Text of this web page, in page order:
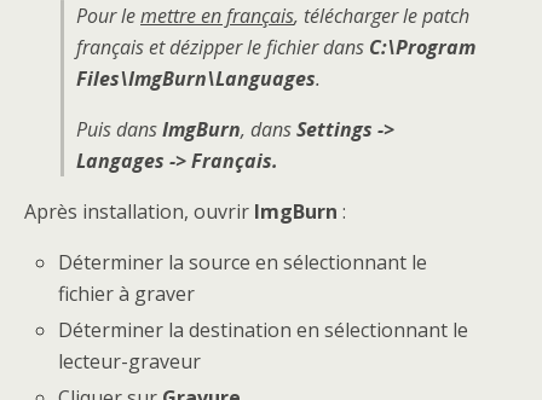
Pour lemettre en français, télécharger le patch
français et dézipper le fichier dans C:\Program
Files\ImgBurn\Languages.
Puis dansImgBurn, dansSettings ->
Langages -> Français.
Après installation, ouvrir ImgBurn :
Déterminer la source en sélectionnant le
fichier à graver
Déterminer la destination en sélectionnant le
lecteur-graveur